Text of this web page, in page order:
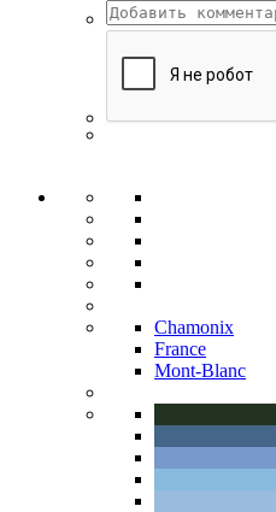
Chamonix
France
Mont-Blanc